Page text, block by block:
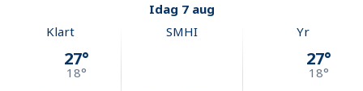
Idag 7 aug
Klart
27°
18°
SMHI Yr
27°
18°